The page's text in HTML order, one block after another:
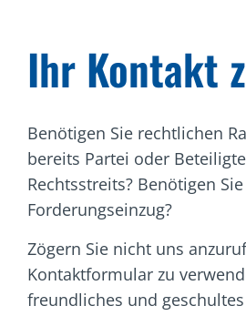
Ihr Kontakt
Benötigen Sie rechtlichen
bereits Partei oder
Rechtsstreits? Benötigen
Forderungseinzug?
Zögern Sie nicht uns
Kontaktformular zu
freundliches und